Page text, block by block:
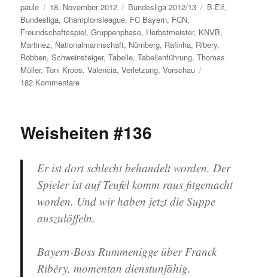
Autor
paule
Veröffentlicht
am
18. November 2012 Kategorien
Bundesliga 2012/13 Schlagwörter
B-Elf,
Bundesliga,Championsleague, FC Bayern, FCN,
Freundschaftsspiel,Gruppenphase, Herbstmeister, KNVB,
Martinez, Nationalmannschaft, Nürnberg, Rafinha, Ribery,
Robben,Schweinsteiger,Tabelle,Tabellenführung,Thomas
Müller,Toni Kroos,Valencia,Verletzung,Vorschau
182 Kommentarezu
Bayerische
Weisheiten #136
Er ist dort schlecht behandelt worden. Der
Spieler ist auf Teufel komm raus fitgemacht
worden. Und wir haben jetzt die Suppe
auszulöffeln.
Bayern-Boss Rummenigge über Franck
Ribéry, momentan dienstunfähig.